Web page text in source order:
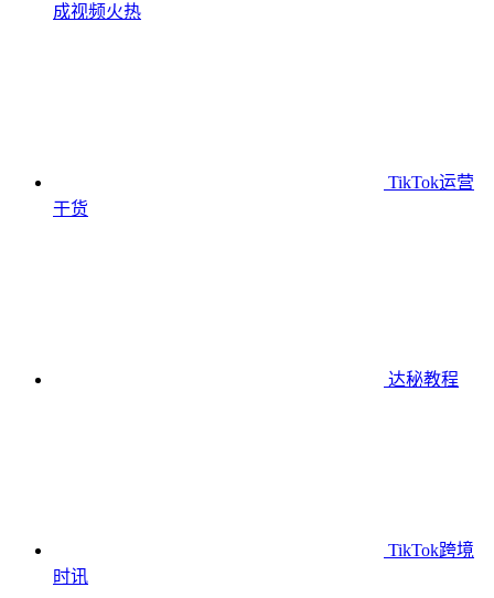
成视频火热
TikTok运营
干货
达秘教程
TikTok跨境
时讯